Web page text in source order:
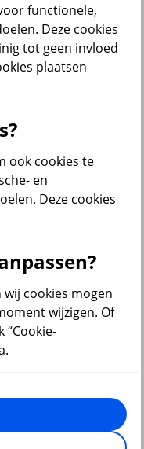
functionele,
Deze cookies
tot geen invloed
plaatsen
ook cookies te
en
Deze cookies
wij cookies mogen
wijzigen. Of
“Cookie-